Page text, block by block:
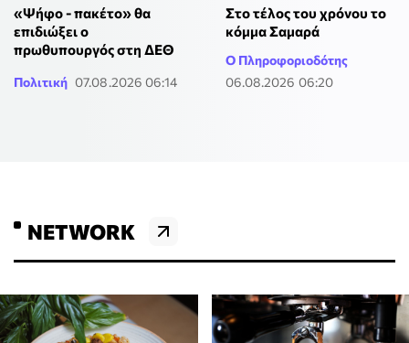
«Ψήφο - πακέτο» θα
επιδιώξει ο
πρωθυπουργός στη ΔΕΘ
Πολιτική 07.08.2026 06:14
Στο τέλος του χρόνου το
κόμμα Σαμαρά
Ο Πληροφοριοδότης
06.08.2026 06:20
NETWORK